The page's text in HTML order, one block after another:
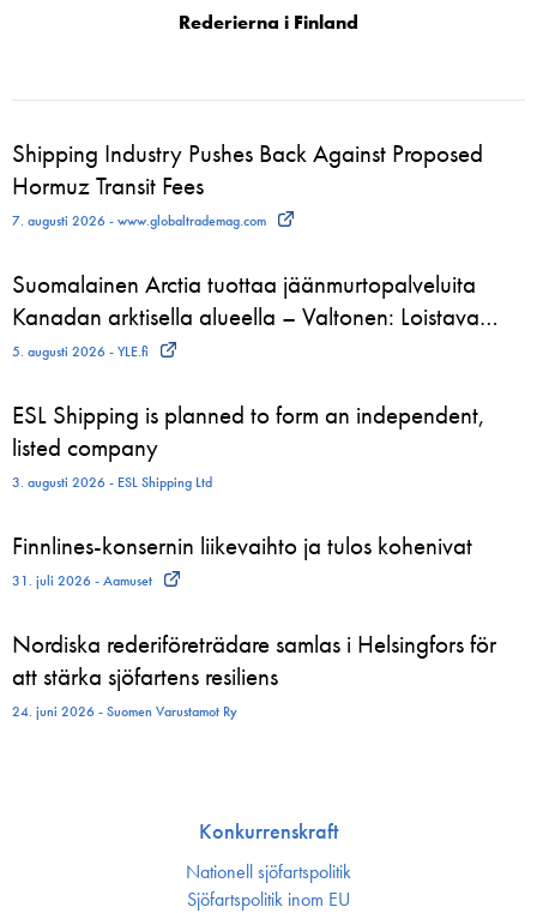
Rederierna i Finland
Shipping Industry Pushes Back Against Proposed
Hormuz Transit Fees
7. augusti 2026 - www.globaltrademag.com
Suomalainen Arctia tuottaa jäänmurtopalveluita
Kanadan arktisella alueella – Valtonen: Loistava…
5. augusti 2026 - YLE.fi
ESL Shipping is planned to form an independent,
listed company
3. augusti 2026 - ESL Shipping Ltd
Finnlines-konsernin liikevaihto ja tulos kohenivat
31. juli 2026 - Aamuset
Nordiska rederiföreträdare samlas i Helsingfors för
att stärka sjöfartens resiliens
24. juni 2026 - Suomen Varustamot Ry
Konkurrenskraft
Nationell sjöfartspolitik
Sjöfarts­politik inom EU